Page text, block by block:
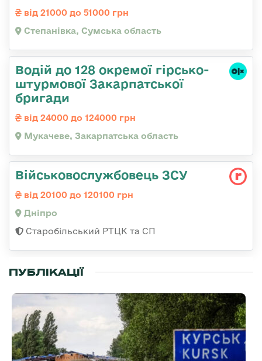
від 21000 до 51000 грн
Степанівка, Сумська область
Водій до 128 окремої гірсько-
штурмової Закарпатської
бригади
від 24000 до 124000 грн
Мукачеве, Закарпатська область
Військовослужбовець ЗСУ
від 20100 до 120100 грн
Дніпро
Старобільський РТЦК та СП
ПУБЛІКАЦІЇ